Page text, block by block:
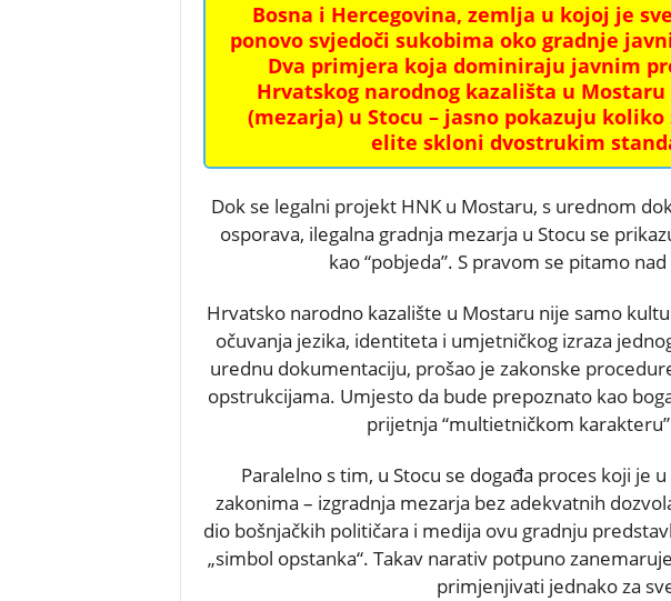
Bosna i Hercegovina, zemlja u kojoj je
ponovo svjedoči sukobima oko gradnje
Dva primjera koja dominiraju javnim
Hrvatskog narodnog kazališta u
(mezarja) u Stocu – jasno pokazuju
elite skloni dvostrukim
Dok se legalni projekt HNK u Mostaru, s urednom
osporava, ilegalna gradnja mezarja u Stocu se
kao “pobjeda”. S pravom se pitamo nad
Hrvatsko narodno kazalište u Mostaru nije samo
očuvanja jezika, identiteta i umjetničkog izraza
urednu dokumentaciju, prošao je zakonske
opstrukcijama. Umjesto da bude prepoznato kao
prijetnja “multietničkom
Paralelno s tim, u Stocu se događa proces koji je
zakonima – izgradnja mezarja bez adekvatnih
dio bošnjačkih političara i medija ovu gradnju
„simbol opstanka“. Takav narativ potpuno
primjenjivati jednako za